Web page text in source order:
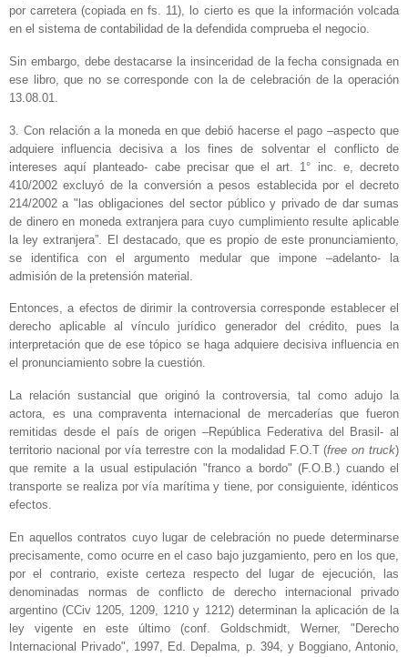
por carretera (copiada en fs. 11), lo cierto es que la información volcada
en el sistema de contabilidad de la defendida comprueba el negocio.
Sin embargo, debe destacarse la insinceridad de la fecha consignada en
ese libro, que no se corresponde con la de celebración de la operación
13.08.01.
3. Con relación a la moneda en que debió hacerse el pago –aspecto que
adquiere influencia decisiva a los fines de solventar el conflicto de
intereses aquí planteado- cabe precisar que el art. 1° inc. e, decreto
410/2002 excluyó de la conversión a pesos establecida por el decreto
214/2002 a "las obligaciones del sector público y privado de dar sumas
de dinero en moneda extranjera para cuyo cumplimiento resulte aplicable
la ley extranjera”. El destacado, que es propio de este pronunciamiento,
se identifica con el argumento medular que impone –adelanto- la
admisión de la pretensión material.
Entonces, a efectos de dirimir la controversia corresponde establecer el
derecho aplicable al vínculo jurídico generador del crédito, pues la
interpretación que de ese tópico se haga adquiere decisiva influencia en
el pronunciamiento sobre la cuestión.
La relación sustancial que originó la controversia, tal como adujo la
actora, es una compraventa internacional de mercaderías que fueron
remitidas desde el país de origen –República Federativa del Brasil- al
territorio nacional por vía terrestre con la modalidad F.O.T (free on truck)
que remite a la usual estipulación "franco a bordo" (F.O.B.) cuando el
transporte se realiza por vía marítima y tiene, por consiguiente, idénticos
efectos.
En aquellos contratos cuyo lugar de celebración no puede determinarse
precisamente, como ocurre en el caso bajo juzgamiento, pero en los que,
por el contrario, existe certeza respecto del lugar de ejecución, las
denominadas normas de conflicto de derecho internacional privado
argentino (CCiv 1205, 1209, 1210 y 1212) determinan la aplicación de la
ley vigente en este último (conf. Goldschmidt, Werner, "Derecho
Internacional Privado", 1997, Ed. Depalma, p. 394, y Boggiano, Antonio,